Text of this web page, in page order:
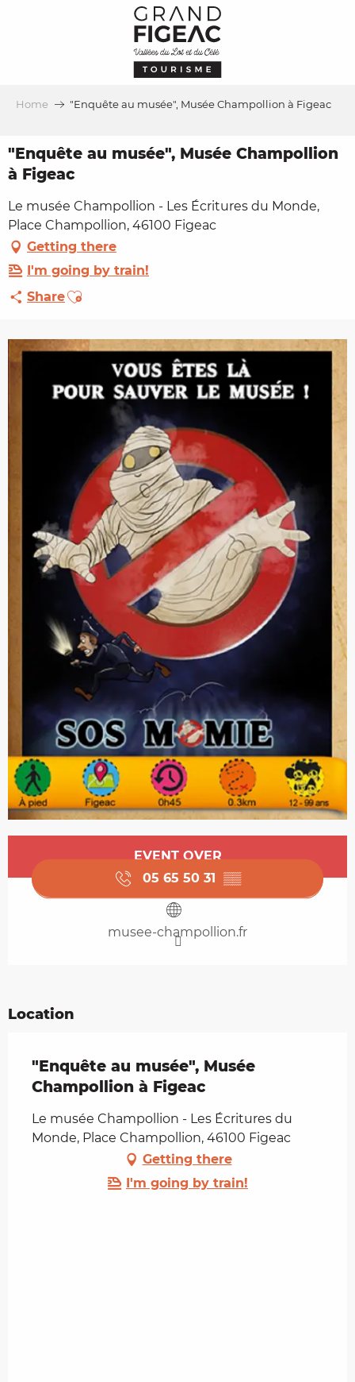
Home "Enquête au musée", Musée Champollion à Figeac
"Enquête au musée", Musée Champollion
à Figeac
Le musée Champollion - Les Écritures du Monde,
Place Champollion, 46100 Figeac
Getting there
I'm going by train!
ShareAjouter aux favoris
Opening hours & contact details
EVENT OVER
05 65 50 31 ▒▒
musee-champollion.fr
Location
"Enquête au musée", Musée
Champollion à Figeac
Le musée Champollion - Les Écritures du
Monde, Place Champollion, 46100 Figeac
Getting there
I'm going by train!